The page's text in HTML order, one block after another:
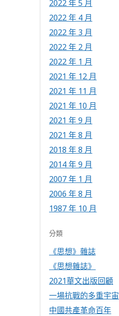
2022 年 5 月
2022 年 4 月
2022 年 3 月
2022 年 2 月
2022 年 1 月
2021 年 12 月
2021 年 11 月
2021 年 10 月
2021 年 9 月
2021 年 8 月
2018 年 8 月
2014 年 9 月
2007 年 1 月
2006 年 8 月
1987 年 10 月
分類
《思想》雜誌
《思想雜誌》
2021華文出版回顧
一場抗戰的多重宇宙
中國共產革命百年